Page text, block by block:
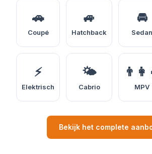
🚗
Coupé
🚙
Hatchback
🚘
Sedan
⚡
Elektrisch
🌤️
Cabrio MPV
Bekijk het complete